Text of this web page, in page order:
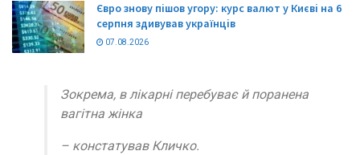
Євро знову пішов угору: курс валют у Києві на 6
серпня здивував українців
07.08.2026
Зокрема, в лікарні перебуває й поранена
вагітна жінка
– констатував Кличко.